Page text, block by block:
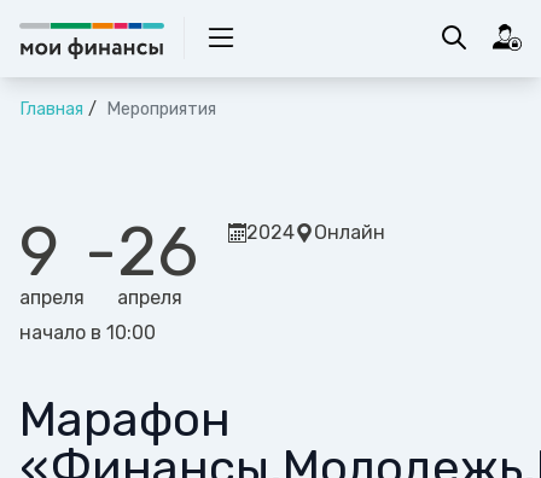
Главная Мероприятия
9
апреля
-26
апреля
начало в 10:00
2024 Онлайн
Марафон